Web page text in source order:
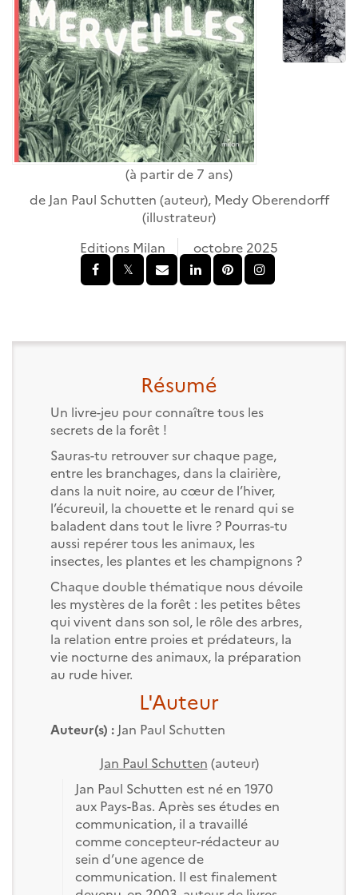
(à partir de 7 ans)
de Jan Paul Schutten (auteur), Medy Oberendorff
(illustrateur)
Editions Milan
octobre 2025
Résumé
Un livre-jeu pour connaître tous les
secrets de la forêt !
Sauras-tu retrouver sur chaque page,
entre les branchages, dans la clairière,
dans la nuit noire, au cœur de l’hiver,
l’écureuil, la chouette et le renard qui se
baladent dans tout le livre ? Pourras-tu
aussi repérer tous les animaux, les
insectes, les plantes et les champignons ?
Chaque double thématique nous dévoile
les mystères de la forêt : les petites bêtes
qui vivent dans son sol, le rôle des arbres,
la relation entre proies et prédateurs, la
vie nocturne des animaux, la préparation
au rude hiver.
L'Auteur
Auteur(s) : Jan Paul Schutten
Jan Paul Schutten (auteur)
Jan Paul Schutten est né en 1970
aux Pays-Bas. Après ses études en
communication, il a travaillé
comme concepteur-rédacteur au
sein d’une agence de
communication. Il est finalement